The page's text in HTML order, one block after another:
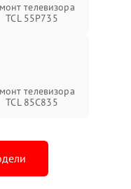
телевизора
TCL 55P735
телевизора
TCL 85C835